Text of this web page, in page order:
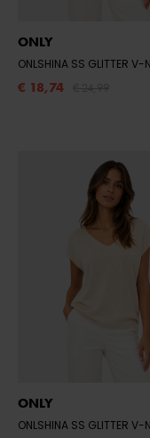
ONLY
€ 18,74
ONLY